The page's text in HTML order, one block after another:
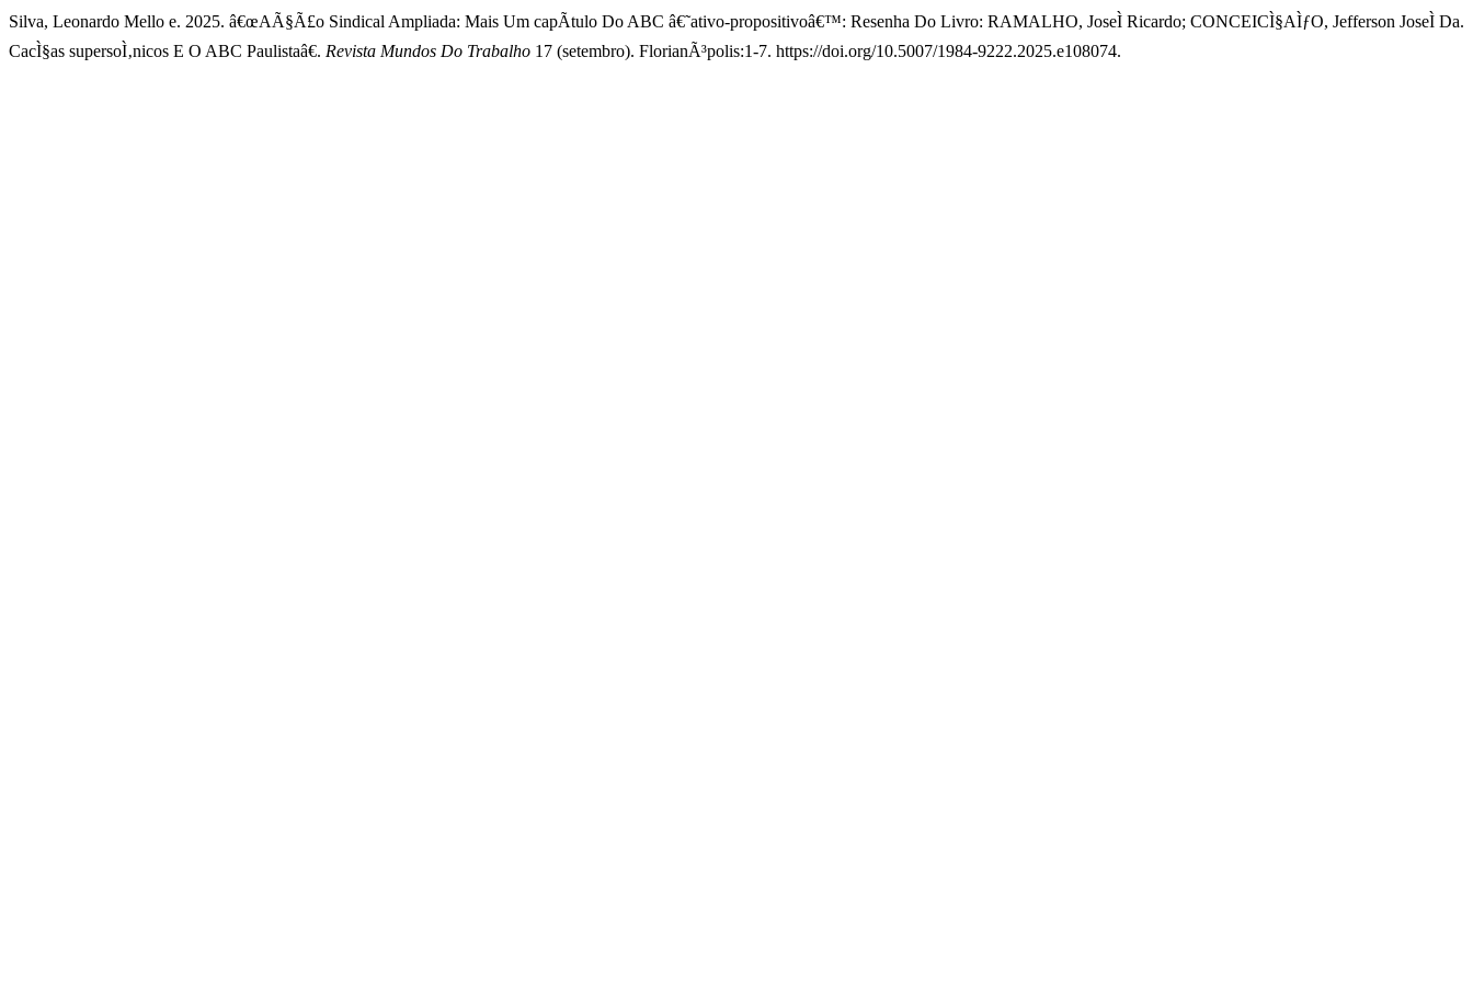
Silva, Leonardo Mello e. 2025. â€œAÃ§Ã£o Sindical Ampliada: Mais Um capÃ­tulo Do ABC â€˜ativo-propositivoâ€™: Resenha Do Livro: RAMALHO, JoseÌ Ricardo; CONCEICÌ§AÌƒO, Jefferson JoseÌ Da.
CacÌ§as supersoÌ‚nicos E O ABC Paulistaâ€. Revista Mundos Do Trabalho 17 (setembro). FlorianÃ³polis:1-7. https://doi.org/10.5007/1984-9222.2025.e108074.